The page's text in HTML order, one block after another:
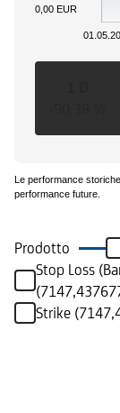
0,00 EUR
Le performance
performance future.
Prodotto
Stop Loss
Strike